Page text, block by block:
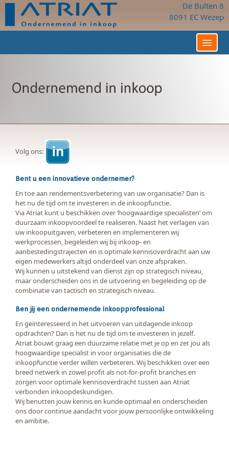
De Bulten 8
8091 EC Wezep
Wat bieden wij?
Volg ons:
Bent u een innovatieve ondernemer?
En toe aan rendementsverbetering van uw organisatie? Dan is
het nu de tijd om te investeren in de inkoopfunctie.
Via Atriat kunt u beschikken over ‘hoogwaardige specialisten’ om
duurzaam inkoopvoordeel te realiseren. Naast het verlagen van
uw inkoopuitgaven, verbeteren en implementeren wij
werkprocessen, begeleiden wij bij inkoop- en
aanbestedingstrajecten en is optimale kennisoverdracht aan uw
eigen medewerkers altijd onderdeel van onze afspraken.
Wij kunnen u uitstekend van dienst zijn op strategisch niveau,
maar onderscheiden ons in de uitvoering en begeleiding op de
combinatie van tactisch en strategisch niveau.
Ben jij een ondernemende inkoopprofessional
En geïnteresseerd in het uitvoeren van uitdagende inkoop
opdrachten? Dan is het nu de tijd om te investeren in jezelf.
Atriat bouwt graag een duurzame relatie met je op en zet jou als
hoogwaardige specialist in voor organisaties die de
inkoopfunctie verder willen verbeteren. Wij beschikken over een
breed netwerk in zowel profit als not-for-profit branches en
zorgen voor optimale kennisoverdracht tussen aan Atriat
verbonden inkoopdeskundigen.
Wij benutten jouw kennis en kunde optimaal en onderscheiden
ons door continue aandacht voor jouw persoonlijke ontwikkeling
en ambitie.